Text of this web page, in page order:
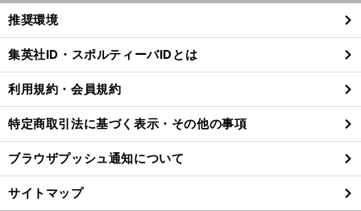
閉
る
推奨環境
集英社ID・スポルティーバIDとは
利用規約・会員規約
特定商取引法に基づく表示・その他の事項
ブラウザプッシュ通知について
サイトマップ